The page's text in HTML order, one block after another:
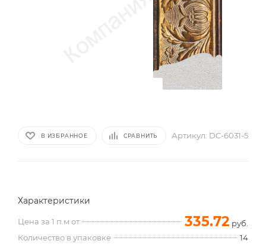
В ИЗБРАННОЕ СРАВНИТЬ Артикул: DC-6031-5
Характеристики
Цена за 1 п.м от 335.72 руб.
Количество в упаковке
14